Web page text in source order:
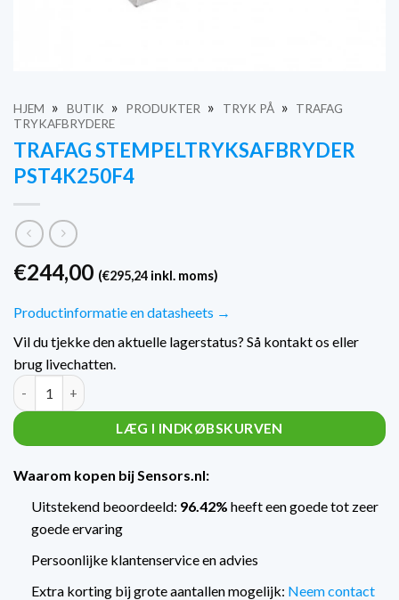
HJEM » BUTIK » PRODUKTER » TRYK PÅ »
TRAFAG
TRYKAFBRYDERE
TRAFAG STEMPELTRYKSAFBRYDER
PST4K250F4
€244,00 (€295,24 inkl. moms)
Productinformatie en datasheets →
Vil du tjekke den aktuelle lagerstatus? Så kontakt os eller
brug livechatten.
Trafag Piston Drukschakelaar PST4K250F4 mængde
LÆG I INDKØBSKURVEN
Waarom kopen bij Sensors.nl:
Uitstekend beoordeeld: 96.42% heeft een goede tot zeer
goede ervaring
Persoonlijke klantenservice en advies
Extra korting bij grote aantallen mogelijk: Neem contact